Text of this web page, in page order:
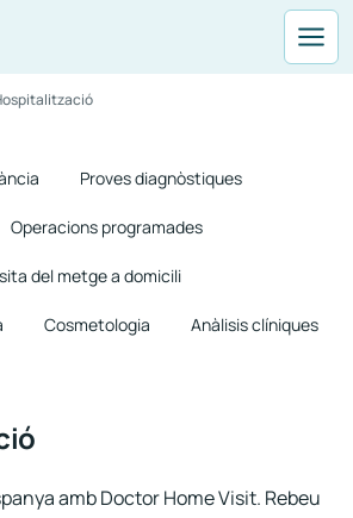
Proves diagnòstiques
Operacions programades
del metge a domicili
Cosmetologia Anàlisis clíniques
amb Doctor Home Visit. Rebeu